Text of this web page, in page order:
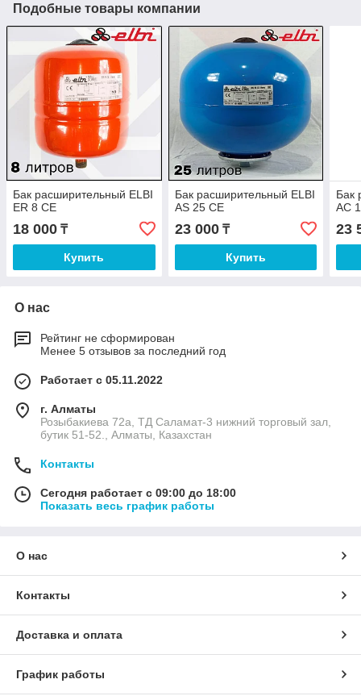
Подобные товары компании
Бак расширительный ELBI
ER 8 CE
18 000 ₸
Купить
Бак расширительный ELBI
AS 25 CE
23 000₸
Купить
Бак
AC
23
О нас
Рейтинг не сформирован
Менее 5 отзывов за последний год
Работает с 05.11.2022
г. Алматы
Розыбакиева 72а, ТД Саламат-3 нижний торговый зал,
бутик 51-52., Алматы, Казахстан
Контакты
Сегодня работает с 09:00 до 18:00
Показать весь график работы
О нас
Контакты
Доставка и оплата
График работы